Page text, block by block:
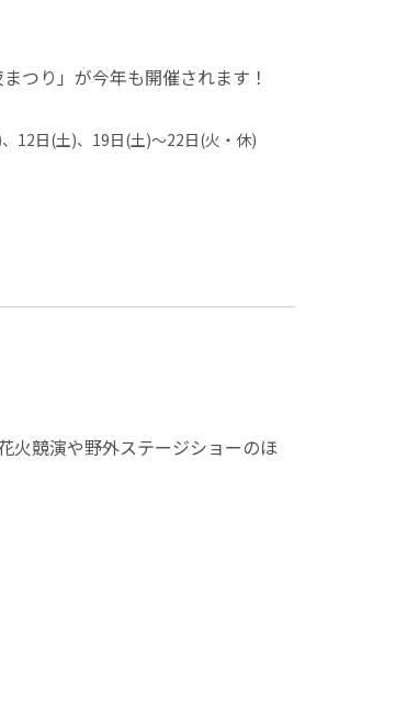
つり」が今年も開催されます！
12日(土)、19日(土)～22日(火・休)
火競演や野外ステージショーのほ